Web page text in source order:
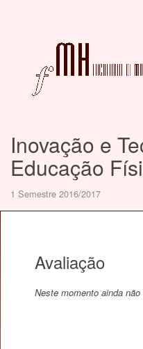
Inovação e
Educação
1 Semestre 2016/2017
Avaliação
Neste momento ainda